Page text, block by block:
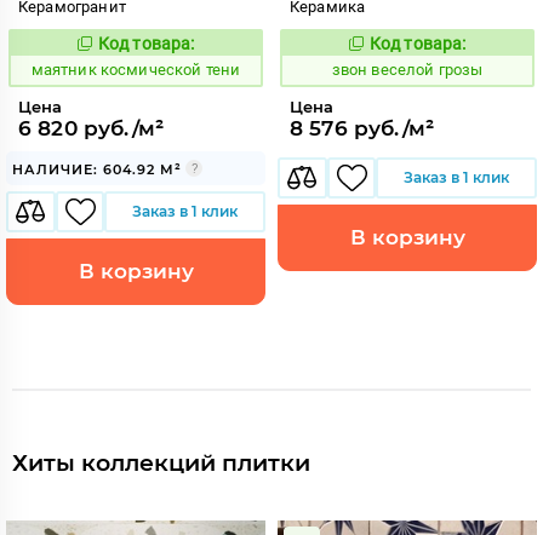
Керамогранит
926853
Код товара:
маятник космической тени
Цена
6 820 руб./м²
НАЛИЧИЕ: 604.92 М²
Заказ в 1 клик
В корзину
Керамика
454269
Код товара:
звон веселой грозы
Цена
8 576 руб./м²
Заказ в 1 клик
В корзину
Хиты коллекций плитки